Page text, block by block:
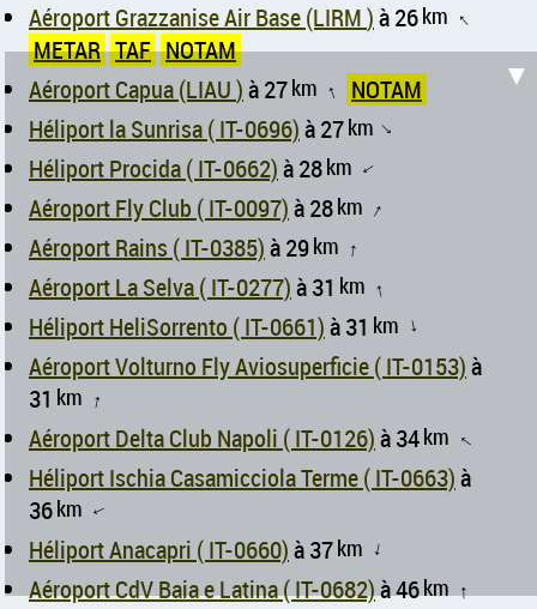
Aéroport Grazzanise Air Base (LIRM )à 26km ↑
METAR TAF NOTAM
Aéroport Capua (LIAU )à 27km ↑
NOTAM
Héliport la Sunrisa ( IT-0696)à 27km ↑
Héliport Procida ( IT-0662)à 28km ↑
Aéroport ​​Fly Club ( IT-0097)à 28km ↑
Aéroport Rains ( IT-0385)à 29km ↑
Aéroport La Selva ( IT-0277)à 31 km ↑
Héliport HeliSorrento ( IT-0661)à 31 km ↑
Aéroport Volturno Fly Aviosuperficie ( IT-0153)à
31 km ↑
Aéroport Delta Club Napoli ( IT-0126)à 34km ↑
Héliport Ischia Casamicciola Terme ( IT-0663)à
36km ↑
Héliport Anacapri ( IT-0660)à 37km ↑
Aéroport CdV Baia e Latina ( IT-0682)à 46km ↑
▼